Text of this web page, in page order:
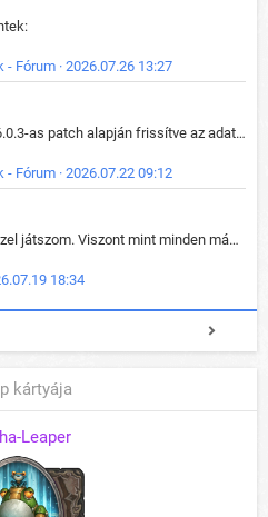
Fórum · 2026.07.26 13:27
Kártya változások a 36.0.3-as patch alapján frissítve az adatbázisban (képek is cserélve).
Fórum · 2026.07.22 09:12
Amióta bejött, csak ezzel játszom. Viszont mint minden más - akár az alapjáték is, ez is baromira összetett lett. Néha már pár kör után is esélytelen az egész. Vagy irreállisan túltápol valaki, vagy lelép a partner, vagy csak hülye mint a segg. És amikor eljönne az én időm, na akkor jön el mindenki másé is. Engem jobban érdekelne, hogy ki milyen ratingen szokott játszani. Na ez lenne egy érdekes adat.
18:34
kártyája
Leaper